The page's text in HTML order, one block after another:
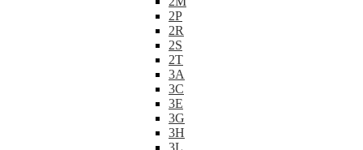
2P
2R
2S
2T
3A
3C
3E
3G
3H